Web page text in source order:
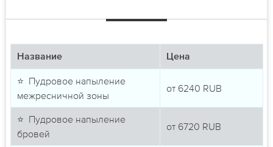
Название Цена
⭐ Пудровое напыление
межресничной зоны
от 6240 RUB
⭐ Пудровое напыление
бровей
от 6720 RUB